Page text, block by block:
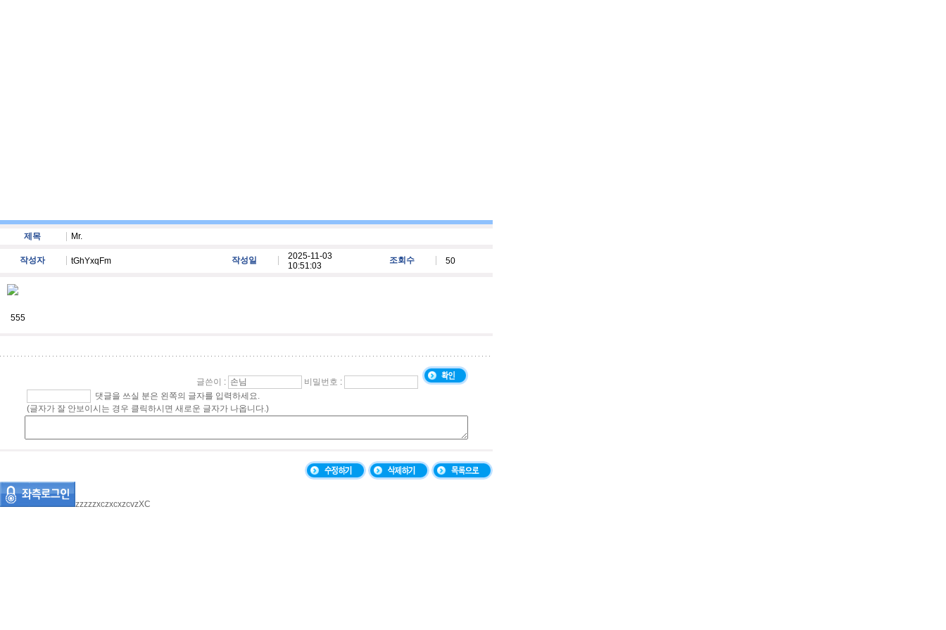
제목 Mr.
작성자 tGhYxqFm 작성일
2025-11-03
10:51:03
조회수 50
555
글쓴이 : 비밀번호 :
댓글을 쓰실 분은 왼쪽의 글자를 입력하세요.
(글자가 잘 안보이시는 경우 클릭하시면 새로운 글자가 나옵니다.)
zzzzzxczxcxzcvzXC